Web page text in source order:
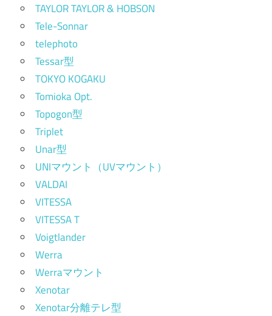
TAYLOR TAYLOR & HOBSON
Tele-Sonnar
telephoto
Tessar型
TOKYO KOGAKU
Tomioka Opt.
Topogon型
Triplet
Unar型
UNIマウント（UVマウント）
VALDAI
VITESSA
VITESSA T
Voigtlander
Werra
Werraマウント
Xenotar
Xenotar分離テレ型